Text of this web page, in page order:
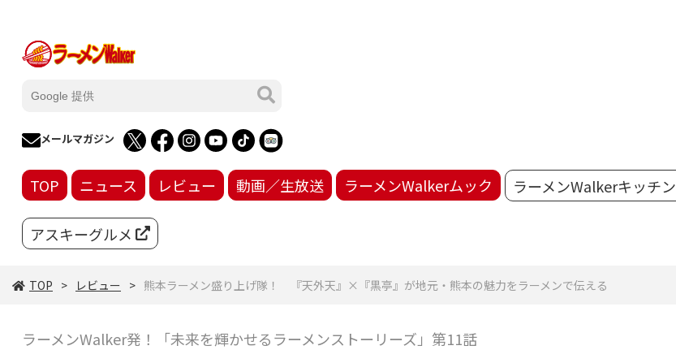
メールマガジン
TOP ニュース レビュー 動画／生放送 ラーメンWalkerムック ラーメンWalkerキッチン
アスキーグルメ
TOP レビュー 熊本ラーメン盛り上げ隊！ 『天外天』×『黒亭』が地元・熊本の魅力をラーメンで伝える
ラーメンWalker発！「未来を輝かせるラーメンストーリーズ」第11話